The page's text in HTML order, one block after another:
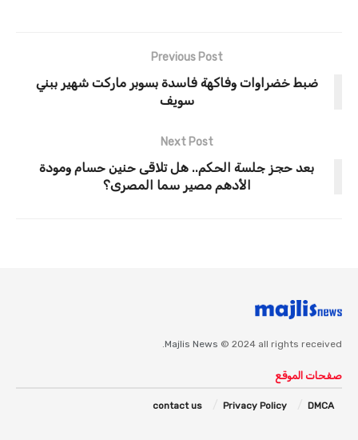
Previous Post
ضبط خضراوات وفاكهة فاسدة بسوبر ماركت شهير ببني
سويف
Next Post
بعد حجز جلسة الحكم.. هل تلاقى حنين حسام ومودة
الأدهم مصير سما المصرى؟
Majlis News © 2024 all rights received.
صفحات الموقع
DMCA
Privacy Policy
contact us